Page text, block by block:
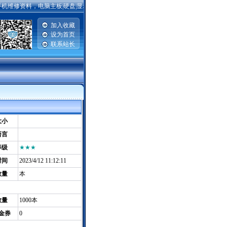
修资料，电脑主板|硬盘|显示器维修资料，笔记本维修资料，家电维修资料，数
加入收藏
设为首页
联系站长
小
言
级
★★★
2023/4/12 11:12:11
量
本
量
1000本
券
0